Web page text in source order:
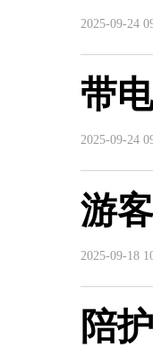
2025-09-24
带
2025-09-24
游
2025-09-18
陪